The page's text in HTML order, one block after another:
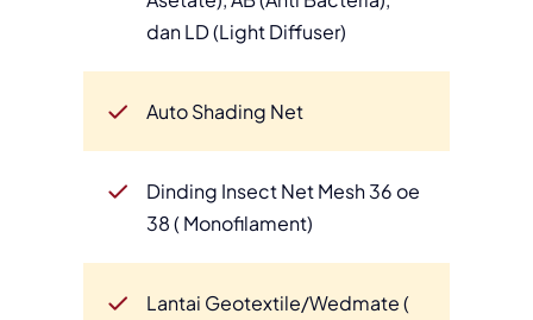
dan LD (Light Diffuser)
Auto Shading Net
Dinding Insect Net Mesh 36 oe
38 ( Monofilament)
Lantai Geotextile/Wedmate (